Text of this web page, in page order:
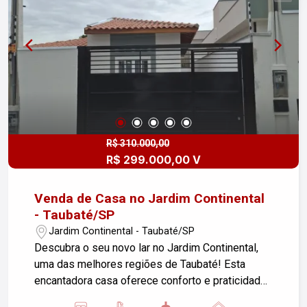
cozinha e nos banheiros. - Banheiro social +
lavabo. - Portão automático. - Sistema de
segurança completo em toda a área da casa.
Agende sua visita e venha conhecer o seu
próximo lar!
R$ 310.000,00
R$ 299.000,00 V
Venda de Casa no Jardim Continental
- Taubaté/SP
Jardim Continental - Taubaté/SP
Descubra o seu novo lar no Jardim Continental,
uma das melhores regiões de Taubaté! Esta
encantadora casa oferece conforto e praticidade